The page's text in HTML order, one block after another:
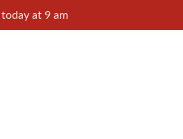
at 9 am